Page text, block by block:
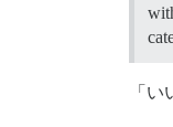
「い